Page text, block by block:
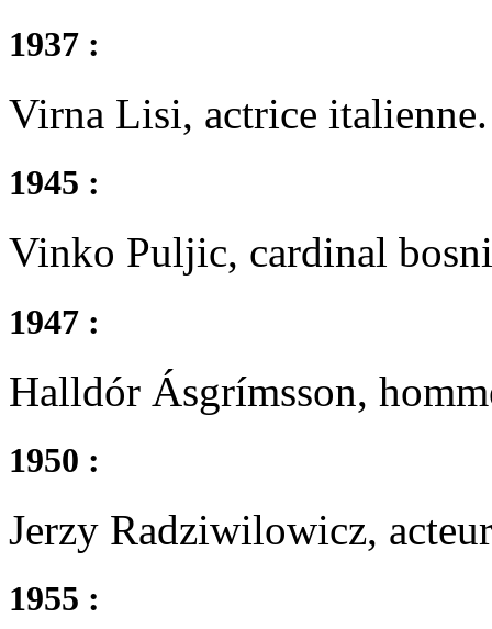
1937 :
Virna Lisi, actrice italienne.
1945 :
Vinko Puljic, cardinal
1947 :
Halldór Ásgrímsson,
1950 :
Jerzy Radziwilowicz,
1955 :